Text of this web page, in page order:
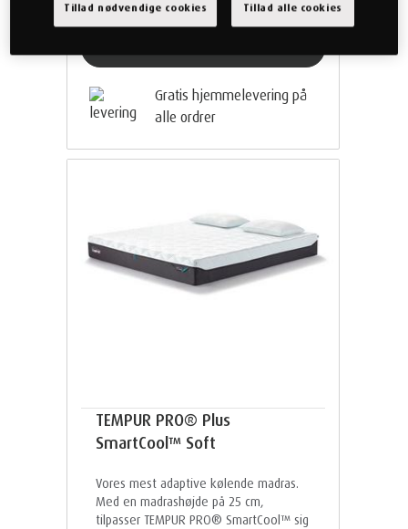
Gratis hjemmelevering på
alle ordrer
TEMPUR PRO® Plus
SmartCool™ Soft
Vores mest adaptive kølende madras.
Med en madrashøjde på 25 cm,
tilpasser TEMPUR PRO® SmartCool™ sig
Tillad nødvendige cookies Tillad alle cookies